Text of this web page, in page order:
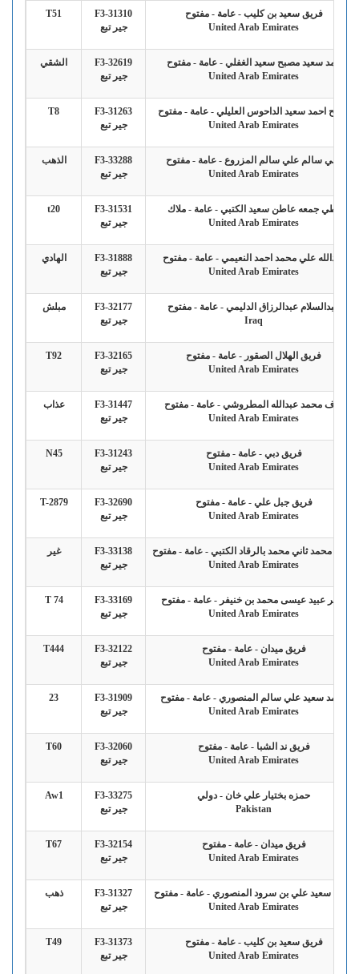
فريق سعيد بن كليب - عامة - مفتوح
United Arab Emirates
F3-31310
جير تبع
T51
حمد سعيد مصبح سعيد الغفلي - عامة - مفتوح
United Arab Emirates
F3-32619
جير تبع
الشقي
صالح احمد سعيد الداحوس العليلي - عامة - مفتوح
United Arab Emirates
F3-31263
جير تبع
T8
علي سالم علي سالم المزروع - عامة - مفتوح
United Arab Emirates
F3-33288
جير تبع
الذهب
بطي جمعه عاطن سعيد الكتبي - عامة - ملاك
United Arab Emirates
F3-31531
جير تبع
t20
عبدالله علي محمد احمد النعيمي - عامة - مفتوح
United Arab Emirates
F3-31888
جير تبع
الهادي
عبدالسلام عبدالرزاق الدليمي - عامة - مفتوح
Iraq
F3-32177
جير تبع
مبلش
فريق الهلال الصقور - عامة - مفتوح
United Arab Emirates
F3-32165
جير تبع
T92
نواف محمد عبدالله المطروشي - عامة - مفتوح
United Arab Emirates
F3-31447
جير تبع
عذاب
فريق دبي - عامة - مفتوح
United Arab Emirates
F3-31243
جير تبع
N45
فريق جبل علي - عامة - مفتوح
United Arab Emirates
F3-32690
جير تبع
T-2879
سعيد محمد ثاني محمد بالرقاد الكتبي - عامة - مفتوح
United Arab Emirates
F3-33138
جير تبع
غير
ناصر عبيد عيسى محمد بن خنيفر - عامة - مفتوح
United Arab Emirates
F3-33169
جير تبع
T 74
فريق ميدان - عامة - مفتوح
United Arab Emirates
F3-32122
جير تبع
T444
محمد سعيد علي سالم المنصوري - عامة - مفتوح
United Arab Emirates
F3-31909
جير تبع
23
فريق ند الشبا - عامة - مفتوح
United Arab Emirates
F3-32060
جير تبع
T60
حمزه بختيار علي خان - دولي
Pakistan
F3-33275
جير تبع
Aw1
فريق ميدان - عامة - مفتوح
United Arab Emirates
F3-32154
جير تبع
T67
راشد سعيد علي بن سرود المنصوري - عامة - مفتوح
United Arab Emirates
F3-31327
جير تبع
ذهب
فريق سعيد بن كليب - عامة - مفتوح
United Arab Emirates
F3-31373
جير تبع
T49